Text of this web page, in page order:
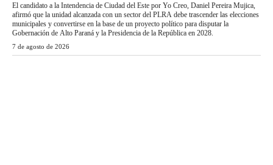
El candidato a la Intendencia de Ciudad del Este por Yo Creo, Daniel Pereira Mujica,
afirmó que la unidad alcanzada con un sector del PLRA debe trascender las elecciones
municipales y convertirse en la base de un proyecto político para disputar la
Gobernación de Alto Paraná y la Presidencia de la República en 2028.
7 de agosto de 2026